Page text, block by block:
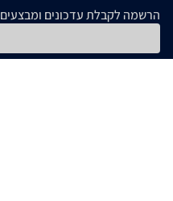
הרשמה לקבלת עדכונים ומבצעים